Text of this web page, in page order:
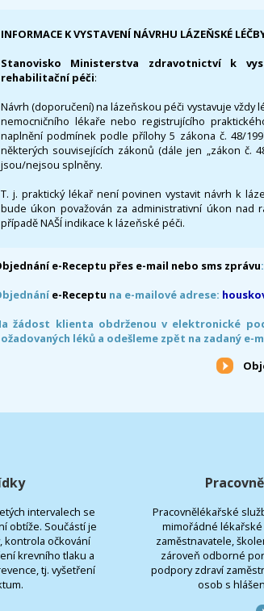
INFORMACE K VYSTAVENÍ NÁVRHU LÁZEŇSKÉ
Stanovisko Ministerstva zdravotnictví k
rehabilitační péči:
Návrh (doporučení) na lázeňskou péči vystavuje
nemocničního lékaře nebo registrujícího
naplnění podmínek podle přílohy 5 zákona č. 48/
některých souvisejících zákonů (dále jen „zákon č.
jsou/nejsou splněny.
T. j. praktický lékař není povinen vystavit návrh k
bude úkon považován za administrativní úkon nad
případě NAŠÍ indikace k lázeňské péči.
e-Receptu přes e-mail nebo sms zprávu:
e-Receptu na e-mailové adrese:
žádost klienta obdrženou v elektronické
léků a odešleme zpět na zadaný
intervalech se
obtíže. Součástí je
kontrola očkování
krevního tlaku a
tj. vyšetření
Pracovnělékařské
mimořádné
zaměstnavatele,
zároveň odborné
podpory zdraví
osob s